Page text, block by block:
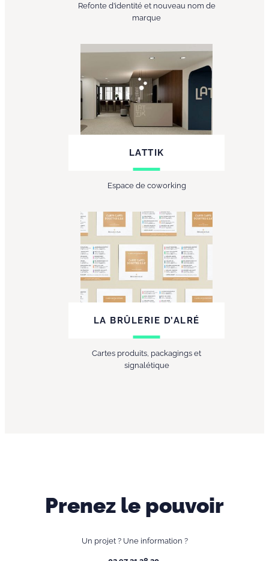
Refonte d’identité et nouveau nom de
marque
LATTIK
Espace de coworking
LA BRÛLERIE D’ALRÉ
Cartes produits, packagings et
signalétique
Prenez le pouvoir
Un projet ? Une information ?